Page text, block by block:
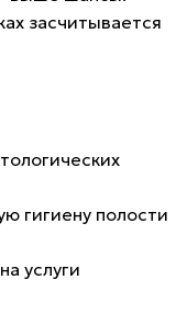
засчитывается
гигиену полости
услуги